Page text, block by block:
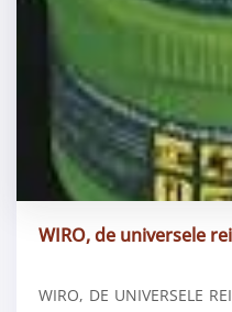
WIRO, de universele
WIRO, DE UNIVERSELE